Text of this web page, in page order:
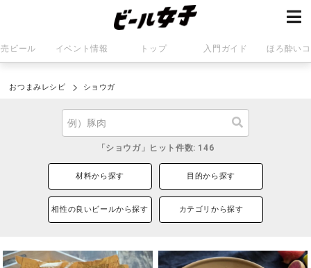
ビール イベント情報 トップ 入門ガイド ほろ酔い
おつまみレシピ ショウガ
「ショウガ」ヒット件数: 146
材料から探す 目的から探す
相性の良いビールから探す カテゴリから探す